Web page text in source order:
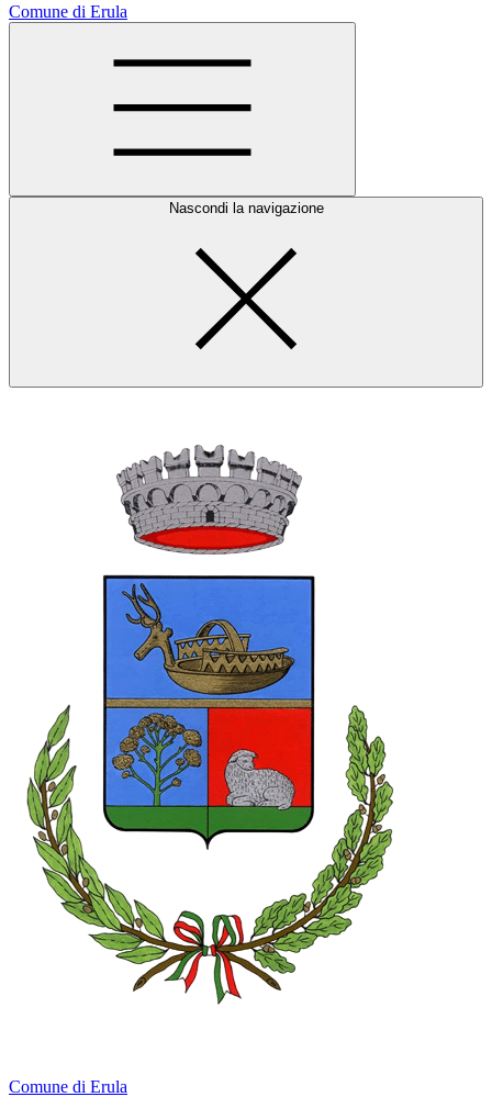
Comune di Erula
Nascondi la navigazione
Comune di Erula